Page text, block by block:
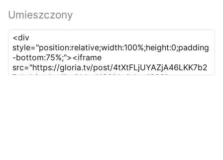
Umieszczony